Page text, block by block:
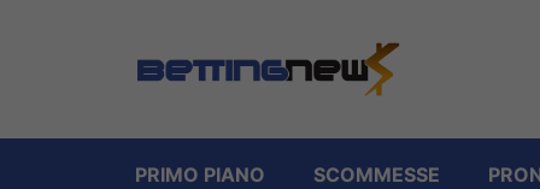
PRIMO PIANO SCOMMESSE